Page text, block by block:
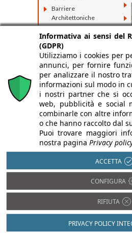
Barriere
Architettoniche
Domotica
Efficienza
energetica
Impiantistica
Isolamento acustico
Informativa ai sensi del
(GDPR)
Utilizziamo i cookies per
annunci, per fornire
per analizzare il nostro
informazioni sul modo in
i nostri partner che si
web, pubblicità e social
combinarle con altre
o che hanno raccolto dal
Puoi trovare maggiori
nostra pagina Privacy
ACCETTA
CONFIGURA
RIFIUTA
PRIVACY POLICY